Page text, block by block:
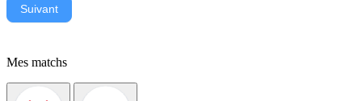
Suivant
Mes matchs